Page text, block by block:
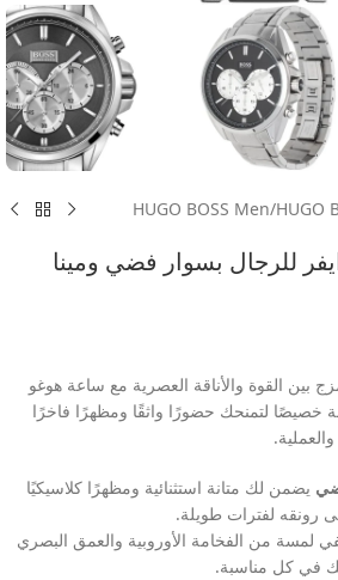
HUGO
/
HUGO BOSS Men
للرجال بسوار فضي ومينا
بين القوة والأناقة العصرية مع ساعة هوغو
خصيصًا لتمنحك حضورًا واثقًا ومظهرًا فاخرًا
يضمن لك متانة استثنائية ومظهرًا كلاسيكيًا
رونقه لفترات طويلة.
لمسة من الفخامة الأوروبية والعمق البصري
في كل مناسبة.